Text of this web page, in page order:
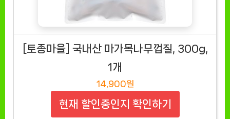
[토종마을] 국내산 마가목나무껍질, 300g,
1개
14,900원
현재 할인중인지 확인하기